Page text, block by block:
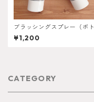
ブラッシングスプレー（ボト
ル）
¥1,200
CATEGORY